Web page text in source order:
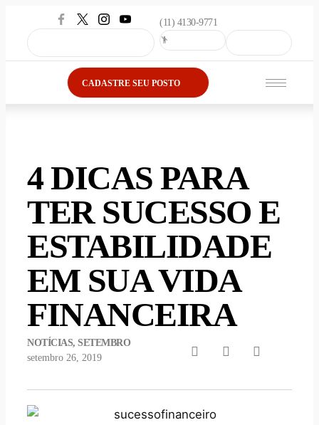
(11) 4130-9771
CADASTRE SEU POSTO
4 DICAS PARA
TER SUCESSO E
ESTABILIDADE
EM SUA VIDA
FINANCEIRA
NOTÍCIAS, SETEMBRO
setembro 26, 2019